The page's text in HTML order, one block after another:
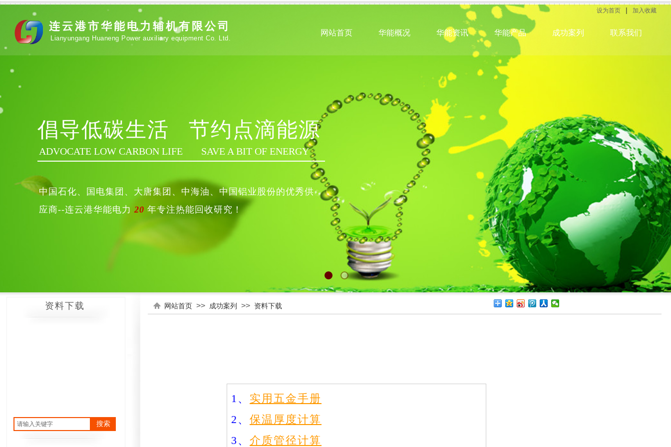
中国石化、国电集团、大唐集团、中海油、中国铝业股份的优秀供
应商--连云港华能电力20 年专注热能回收研究 ！
倡导低碳生活 节约点滴能源
ADVOCATE LOW CARBON LIFE SAVE A BIT OF ENERGY
网站首页 华能概况 华能资讯 华能产品 成功案列 联系我们
设为首页 | 加入收藏
连云港市华能电力辅机有限公司
Lianyungang Huaneng Power auxiliary equipment Co. Ltd.
资料下载 网站首页 >> 成功案列 >> 资料下载
1 、 实用五金手册
2 、 保温厚度计算
3 、 介质管径计算
搜索